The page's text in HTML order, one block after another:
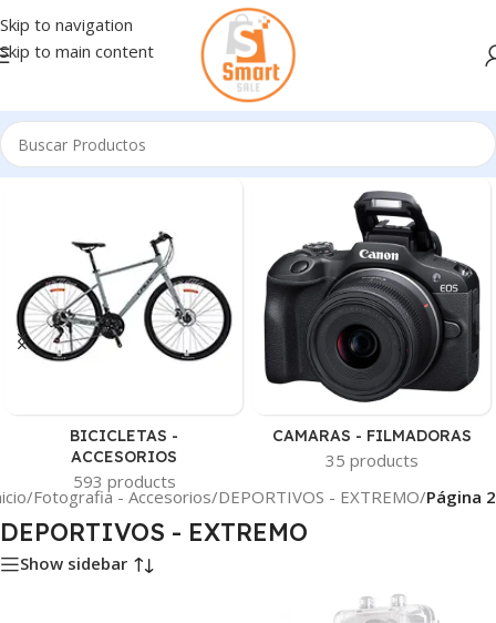
Skip to navigation
Skip to main content
BICICLETAS -
ACCESORIOS
593 products
CAMARAS - FILMADORAS
35 products
/Fotografia - Accesorios/DEPORTIVOS - EXTREMO/Página 2
DEPORTIVOS - EXTREMO
Show sidebar